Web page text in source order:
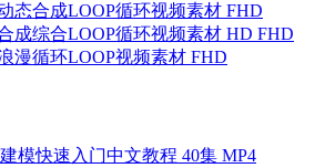
态合成LOOP循环视频素材 FHD
成综合LOOP循环视频素材 HD FHD
漫循环LOOP视频素材 FHD
模快速入门中文教程 40集 MP4